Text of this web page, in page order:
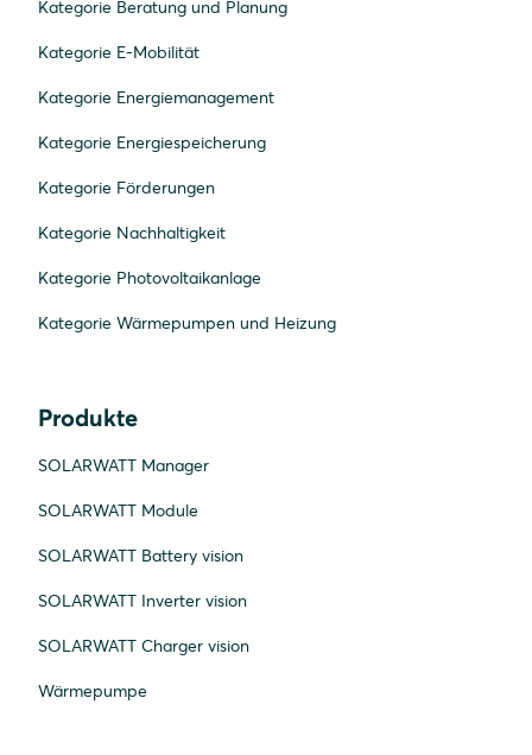
Kategorie Beratung und Planung
Kategorie E-Mobilität
Kategorie Energiemanagement
Kategorie Energiespeicherung
Kategorie Förderungen
Kategorie Nachhaltigkeit
Kategorie Photovoltaikanlage
Kategorie Wärmepumpen und Heizung
Produkte
SOLARWATT Manager
SOLARWATT Module
SOLARWATT Battery vision
SOLARWATT Inverter vision
SOLARWATT Charger vision
Wärmepumpe